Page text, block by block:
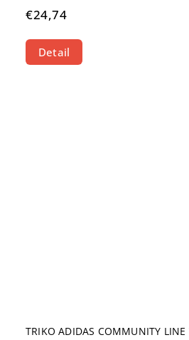
€24,74
Detail
TRIKO ADIDAS COMMUNITY LINE